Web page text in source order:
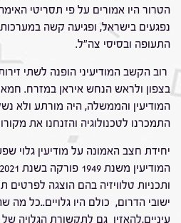
הטרור היו אמורים על פי תסריטי
נפגעים בישראל, ופגיעה קשה
התעופה ובסיסי צה"ל.
רוב הקשב המודיעיני הופנה לשתי
בצפון ולראש הנחש איראן במזרח.
המודיעין והממשלה, היה מורתע ולא
התמכרנו לטכנולוגיה והזנחנו את
ותכניות טלוויזיה בהם הוצגה
ישובי הדרום, כולם היו גלויים..כל מה
עיניים,להאזין גם לתקשורת הגלויה